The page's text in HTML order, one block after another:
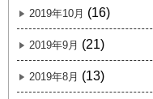
2019年10月 (16)
2019年9月 (21)
2019年8月 (13)